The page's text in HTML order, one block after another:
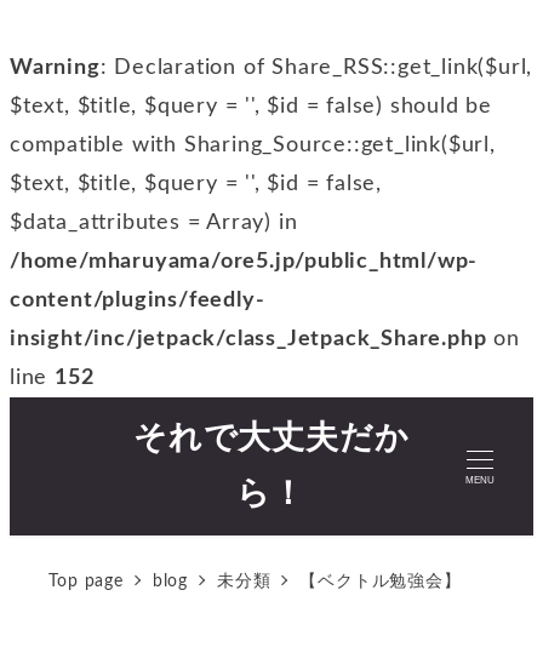
Warning: Declaration of Share_RSS::get_link($url,
$text, $title, $query = '', $id = false) should be
compatible with Sharing_Source::get_link($url,
$text, $title, $query = '', $id = false,
$data_attributes = Array) in
/home/mharuyama/ore5.jp/public_html/wp-
content/plugins/feedly-
insight/inc/jetpack/class_Jetpack_Share.php on
line 152
それで大丈夫だか
ら！
MENU
Top page blog 未分類 【ベクトル勉強会】